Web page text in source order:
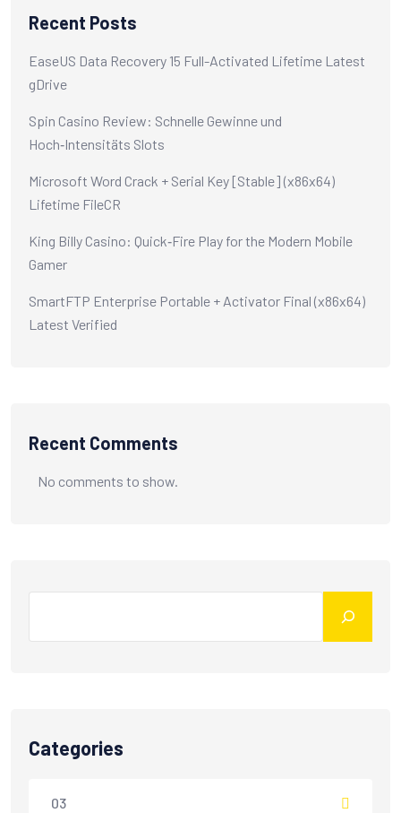
Recent Posts
EaseUS Data Recovery 15 Full-Activated Lifetime Latest
gDrive
Spin Casino Review: Schnelle Gewinne und
Hoch‑Intensitäts Slots
Microsoft Word Crack + Serial Key [Stable] (x86x64)
Lifetime FileCR
King Billy Casino: Quick‑Fire Play for the Modern Mobile
Gamer
SmartFTP Enterprise Portable + Activator Final (x86x64)
Latest Verified
Recent Comments
No comments to show.
Categories
03